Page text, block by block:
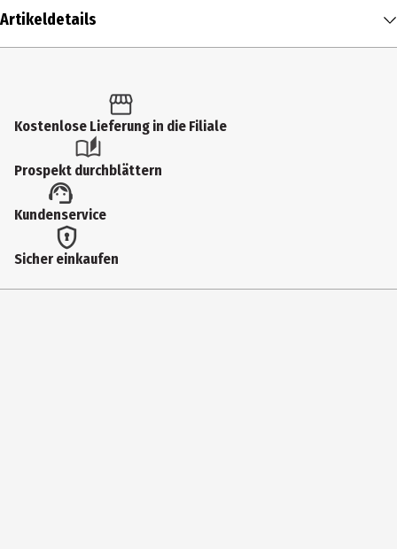
Artikeldetails
Produkttyp
Romane & Erzählungen
3. Auflage
Kostenlose Lieferung in die Filiale
Prospekt durchblättern
Kundenservice
Sicher einkaufen